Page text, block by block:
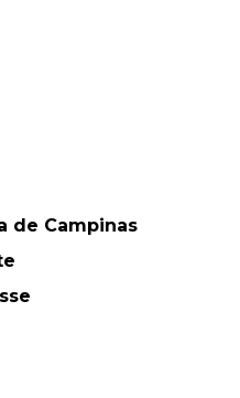
de Campinas